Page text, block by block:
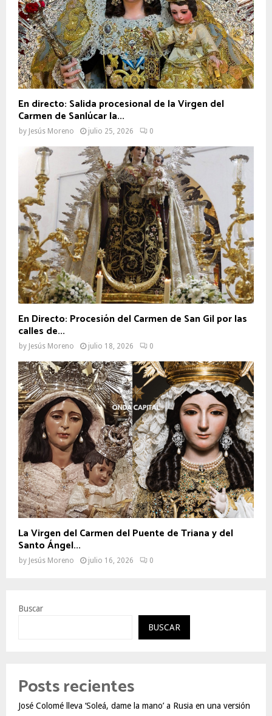
En directo: Salida procesional de la Virgen del
Carmen de Sanlúcar la...
by Jesús Moreno julio 25, 2026 0
En Directo: Procesión del Carmen de San Gil por las
calles de...
by Jesús Moreno julio 18, 2026 0
La Virgen del Carmen del Puente de Triana y del
Santo Ángel...
by Jesús Moreno julio 16, 2026 0
Buscar
BUSCAR
Posts recientes
José Colomé lleva ‘Soleá, dame la mano’ a Rusia en una versión